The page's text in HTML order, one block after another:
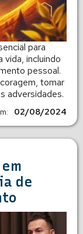
para
vida, incluindo
pessoal.
tomar
adversidades.
02/08/2024
de